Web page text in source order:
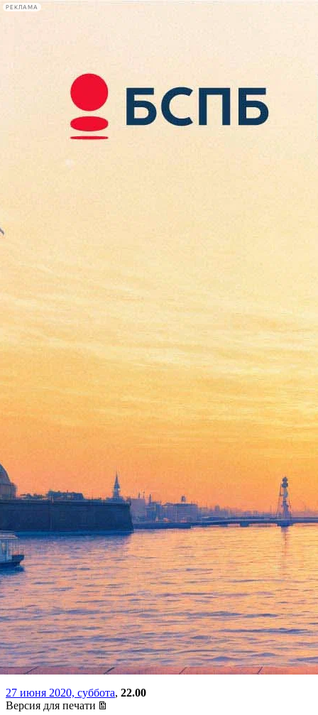
РЕКЛАМА
Сегодня:
2026.08.09
06:45
Афиша Plus
«Русский рок по-
американски». Фёдор
Чистяков даст онлайн-
концерт с джазменами США
27 июня 2020, суббота, 22.00
Версия для печати